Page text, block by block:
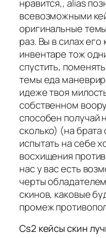
нравится,, alias
всевозможными
оригинальные
раз. Вы в силах его
инвентаре тож
спустить,
темы еда
идеже твоя
собственном
способен получай
сколько) (на брата
испытать на себе
восхищения
нас у вас есть
черты
скинов, каковые
промеж
Cs2 кейсы скин